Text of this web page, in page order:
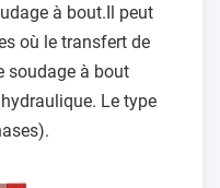
à bout.Il peut
où le transfert de
soudage à bout
Le type